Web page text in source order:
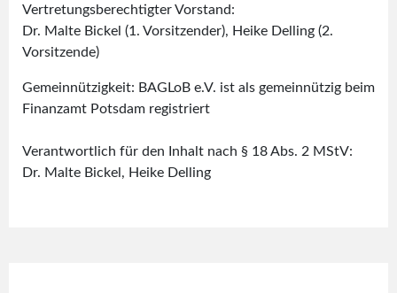
Vertretungsberechtigter Vorstand:
Dr. Malte Bickel (1. Vorsitzender), Heike Delling (2.
Vorsitzende)
Gemeinnützigkeit: BAGLoB e.V. ist als gemeinnützig beim
Finanzamt Potsdam registriert
Verantwortlich für den Inhalt nach § 18 Abs. 2 MStV:
Dr. Malte Bickel, Heike Delling